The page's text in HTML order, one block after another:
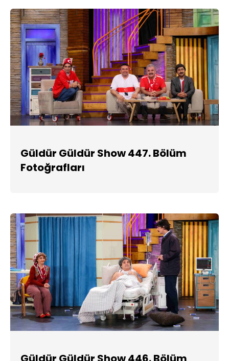
Güldür Güldür Show 447. Bölüm
Fotoğrafları